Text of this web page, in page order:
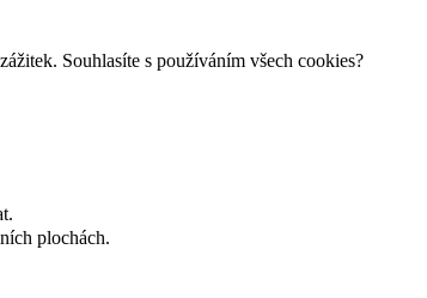
Souhlasíte s používáním všech cookies?
plochách.